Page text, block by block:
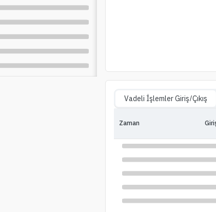
Vadeli İşlemler Giriş/Çıkış
Zaman